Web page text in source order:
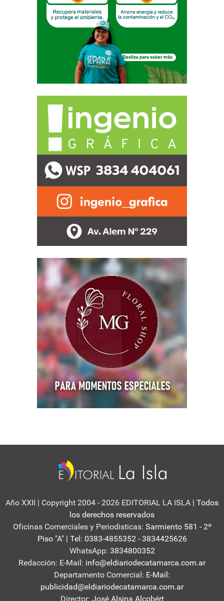
Año XXII | Copyright 2004 - 2026 EDITORIAL LA ISLA | Todos
los derechos reservados
Oficinas Comerciales y Periodisticas: Sarmiento 581 - 2º
Piso "A" | Tel: 0383-4855352 - 3834425626
WhatsApp: 3834800352
Redacción: E-Mail: info@eldiariodecatamarca.com.ar
Departamento Comercial: E-Mail:
publicidad@eldiariodecatamarca.com.ar
Director: José Alsina Alcobért